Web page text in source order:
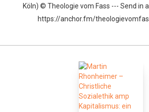
Köln) © Theologie vom Fass --- Send in
https://anchor.fm/